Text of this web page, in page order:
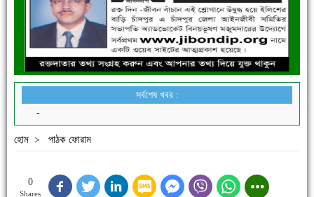
সর্বশেষ খবর :
হোম > পাঠক ফোরাম
0
Shares